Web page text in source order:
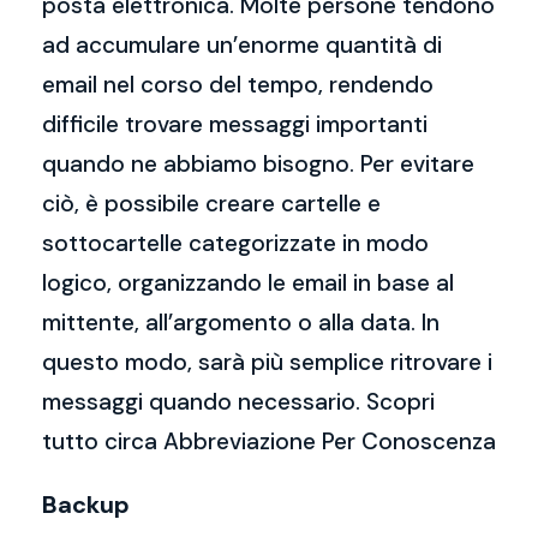
ad accumulare un’enorme quantità di
email nel corso del tempo, rendendo
difficile trovare messaggi importanti
quando ne abbiamo bisogno. Per evitare
ciò, è possibile creare cartelle e
sottocartelle categorizzate in modo
logico, organizzando le email in base al
mittente, all’argomento o alla data. In
questo modo, sarà più semplice ritrovare i
messaggi quando necessario. Scopri
tutto circa Abbreviazione Per Conoscenza
Backup